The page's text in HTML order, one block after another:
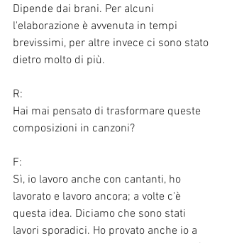
Dipende dai brani. Per alcuni
l'elaborazione è avvenuta in tempi
brevissimi, per altre invece ci sono stato
dietro molto di più.
R:
Hai mai pensato di trasformare queste
composizioni in canzoni?
F:
Sì, io lavoro anche con cantanti, ho
lavorato e lavoro ancora; a volte c'è
questa idea. Diciamo che sono stati
lavori sporadici. Ho provato anche io a